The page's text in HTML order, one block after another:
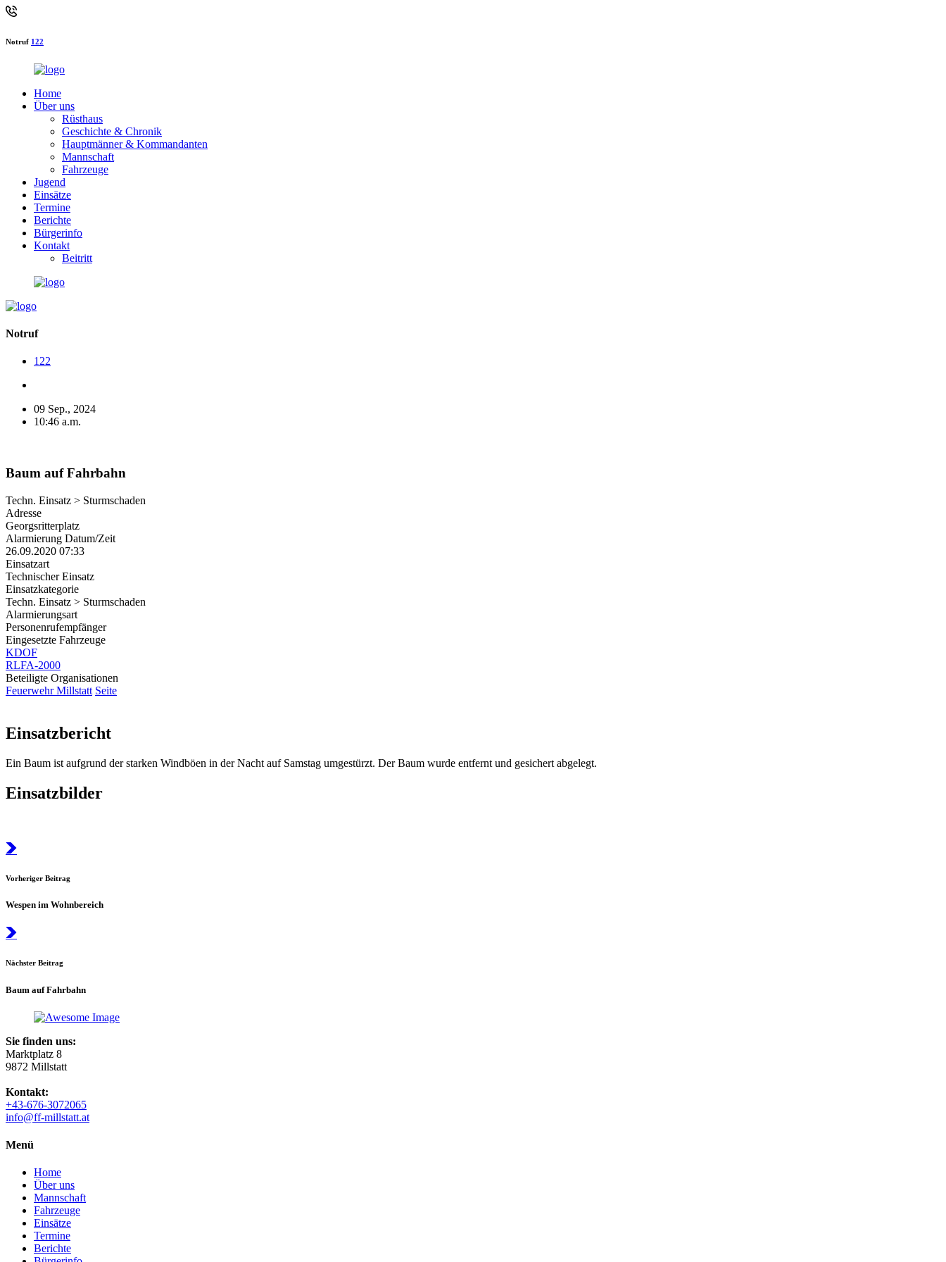
Notruf 122
Home
Über uns
Rüsthaus
Geschichte & Chronik
Hauptmänner & Kommandanten
Mannschaft
Fahrzeuge
Jugend
Einsätze
Termine
Berichte
Bürgerinfo
Kontakt
Beitritt
Notruf
122
09 Sep., 2024
10:46 a.m.
Baum auf Fahrbahn
Techn. Einsatz > Sturmschaden
Adresse
Georgsritterplatz
Alarmierung Datum/Zeit
26.09.2020 07:33
Einsatzart
Technischer Einsatz
Einsatzkategorie
Techn. Einsatz > Sturmschaden
Alarmierungsart
Personenrufempfänger
Eingesetzte Fahrzeuge
KDOF
RLFA-2000
Beteiligte Organisationen
Feuerwehr Millstatt Seite
Einsatzbericht
Ein Baum ist aufgrund der starken Windböen in der Nacht auf Samstag umgestürzt. Der Baum wurde entfernt und gesichert abgelegt.
Einsatzbilder
Vorheriger Beitrag
Wespen im Wohnbereich
Nächster Beitrag
Baum auf Fahrbahn
Sie finden uns:
Marktplatz 8
9872 Millstatt
Kontakt:
+43-676-3072065
info@ff-millstatt.at
Menü
Home
Über uns
Mannschaft
Fahrzeuge
Einsätze
Termine
Berichte